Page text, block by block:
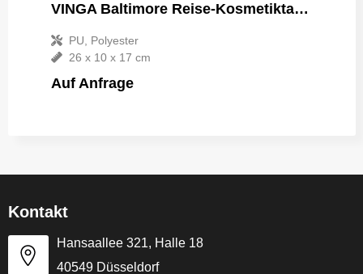
VINGA Baltimore Reise-Kosmetiktasche
PU, Polyester
26 x 10 x 17 cm
Auf Anfrage
Kontakt
Hansaallee 321, Halle 18
40549 Düsseldorf